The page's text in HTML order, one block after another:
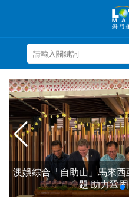
澳娛綜合「自助山」馬來
題 助力鞏